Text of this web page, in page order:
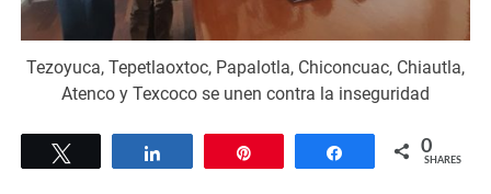
Tezoyuca, Tepetlaoxtoc, Papalotla, Chiconcuac, Chiautla,
Atenco y Texcoco se unen contra la inseguridad
Share 0
SHARES